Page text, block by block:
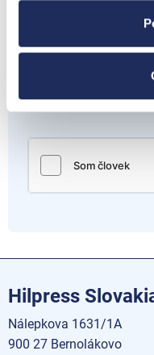
naše podmienky
kedykoľvek
Hilpress
Nálepkova 1631/1A
900 27 Bernolákovo